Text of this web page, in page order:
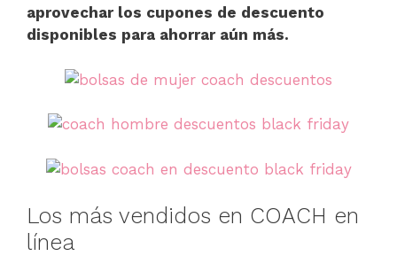
aprovechar los cupones de descuento
disponibles para ahorrar aún más.
Los más vendidos en COACH en
línea